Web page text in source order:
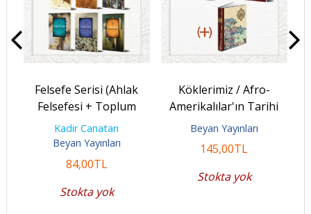
Felsefe Serisi (Ahlak
Felsefesi + Toplum
Felsefesi + Siyaset
Felsefesi +...
Kadir Canatan
Beyan Yayınları
84,00TL
Stokta yok
Köklerimiz / Afro-
Amerikalılar'ın Tarihi
(Ciltli ve Renkli) + Hz. Ali
Beyan Yayınları
145,00TL
Stokta yok